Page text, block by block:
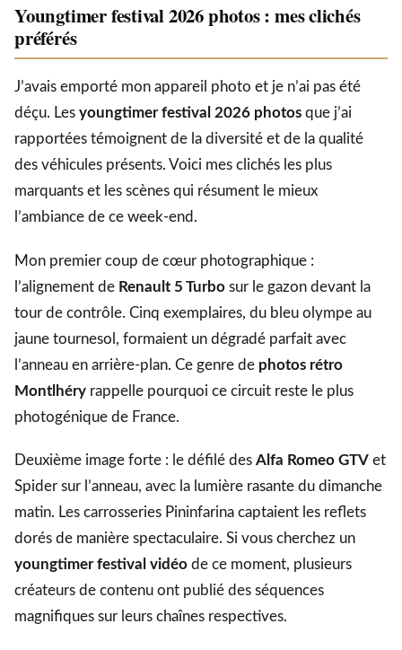
Youngtimer festival 2026 photos : mes clichés
préférés
J’avais emporté mon appareil photo et je n’ai pas été
déçu. Les youngtimer festival 2026 photos que j’ai
rapportées témoignent de la diversité et de la qualité
des véhicules présents. Voici mes clichés les plus
marquants et les scènes qui résument le mieux
l’ambiance de ce week-end.
Mon premier coup de cœur photographique :
l’alignement de Renault 5 Turbo sur le gazon devant la
tour de contrôle. Cinq exemplaires, du bleu olympe au
jaune tournesol, formaient un dégradé parfait avec
l’anneau en arrière-plan. Ce genre de photos rétro
Montlhéry rappelle pourquoi ce circuit reste le plus
photogénique de France.
Deuxième image forte : le défilé des Alfa Romeo GTV et
Spider sur l’anneau, avec la lumière rasante du dimanche
matin. Les carrosseries Pininfarina captaient les reflets
dorés de manière spectaculaire. Si vous cherchez un
youngtimer festival vidéo de ce moment, plusieurs
créateurs de contenu ont publié des séquences
magnifiques sur leurs chaînes respectives.